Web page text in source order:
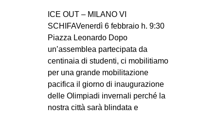
ICE OUT – MILANO VI
SCHIFAVenerdì 6 febbraio h. 9:30
Piazza Leonardo Dopo
un’assemblea partecipata da
centinaia di studenti, ci mobilitiamo
per una grande mobilitazione
pacifica il giorno di inaugurazione
delle Olimpiadi invernali perché la
nostra città sarà blindata e